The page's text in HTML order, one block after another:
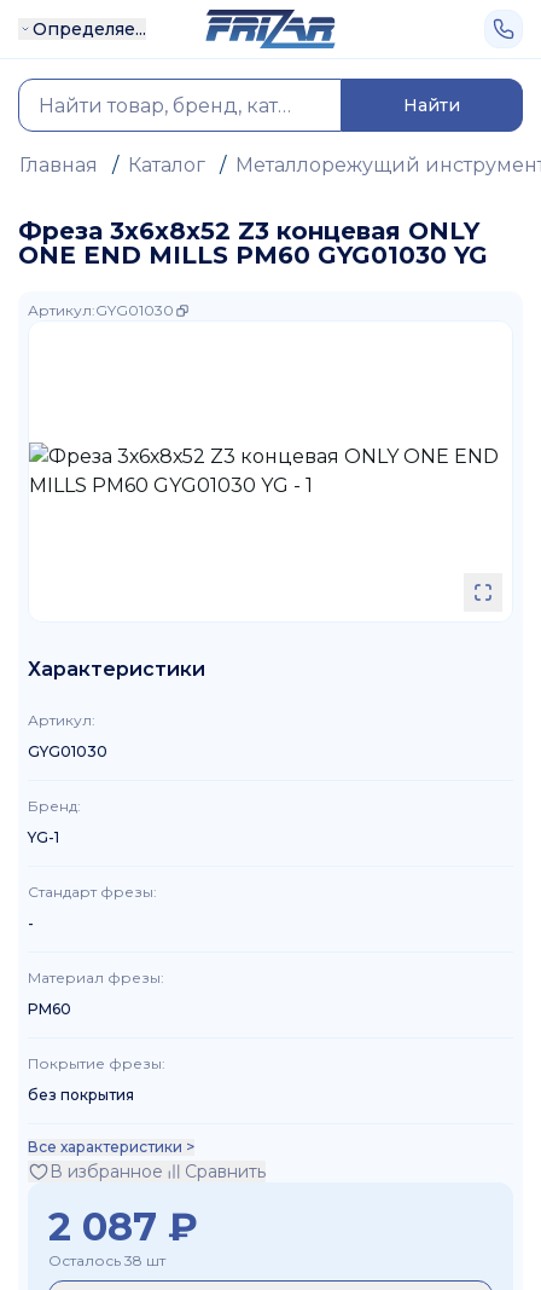
Определяе...
Найти
Главная / Каталог / Металлорежущий
Фреза 3х6х8х52 Z3 концевая ONLY
ONE END MILLS PM60 GYG01030 YG
Артикул:GYG01030
Характеристики
Артикул:
GYG01030
Бренд:
YG-1
Стандарт фрезы:
-
Материал фрезы:
PM60
Покрытие фрезы:
без покрытия
Все характеристики >
В избранное Сравнить
2 087 ₽
Осталось 38 шт